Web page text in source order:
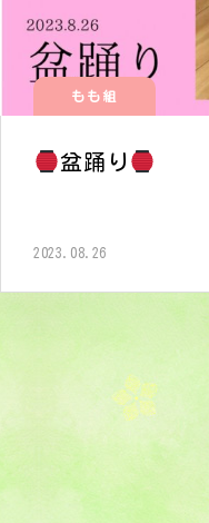
もも組
盆踊り
2023.08.26